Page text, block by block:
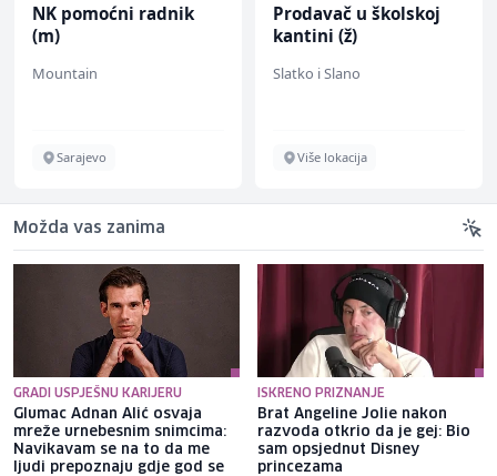
NK pomoćni radnik
(m)
Mountain
Sarajevo
Prodavač u školskoj
kantini (ž)
Slatko i Slano
Više lokacija
Možda vas zanima
GRADI USPJEŠNU KARIJERU
Glumac Adnan Alić osvaja
mreže urnebesnim snimcima:
Navikavam se na to da me
ljudi prepoznaju gdje god se
ISKRENO PRIZNANJE
Brat Angeline Jolie nakon
razvoda otkrio da je gej: Bio
sam opsjednut Disney
princezama